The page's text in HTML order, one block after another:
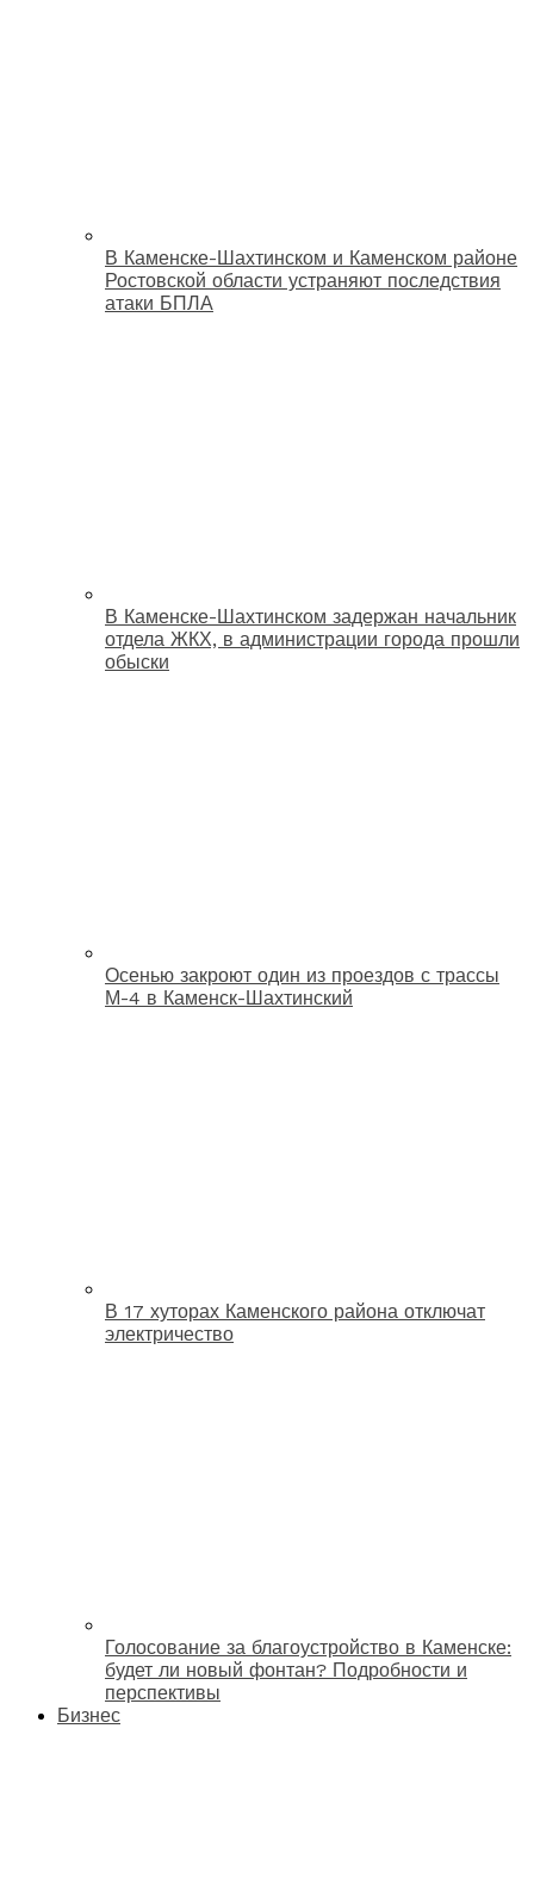
В Каменске-Шахтинском и Каменском районе
Ростовской области устраняют последствия
атаки БПЛА
В Каменске-Шахтинском задержан начальник
отдела ЖКХ, в администрации города прошли
обыски
Осенью закроют один из проездов с трассы
М-4 в Каменск-Шахтинский
В 17 хуторах Каменского района отключат
электричество
Голосование за благоустройство в Каменске:
будет ли новый фонтан? Подробности и
перспективы
Бизнес